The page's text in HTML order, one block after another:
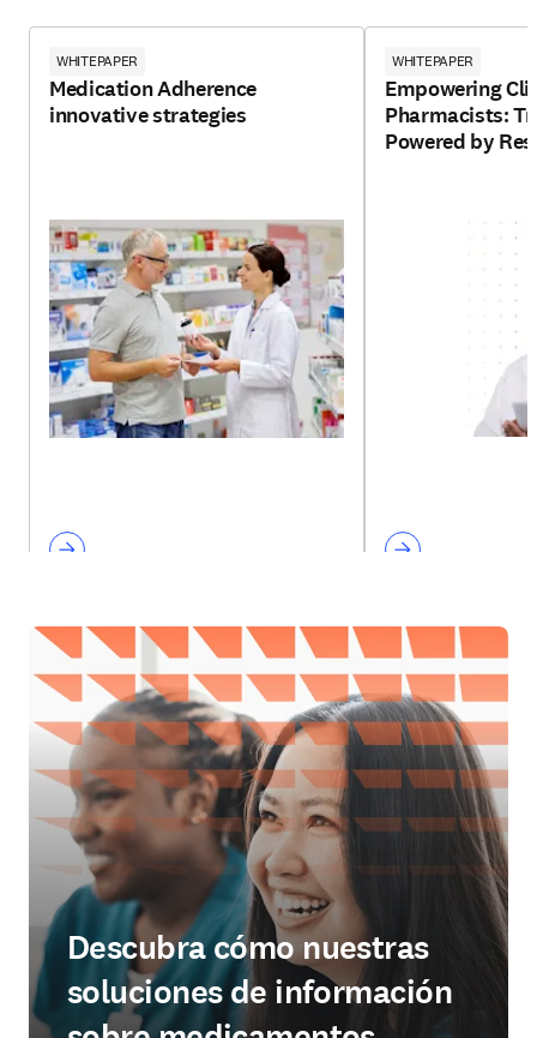
WHITEPAPER
Medication Adherence
innovative strategies
WHITEPAPER
Empowering
Pharmacists:
Powered by
Descubra cómo nuestras
soluciones de información